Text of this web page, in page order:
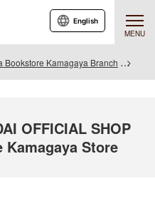
MENU
English
Bookstore Kamagaya Branch
OFFICIAL SHOP
Store